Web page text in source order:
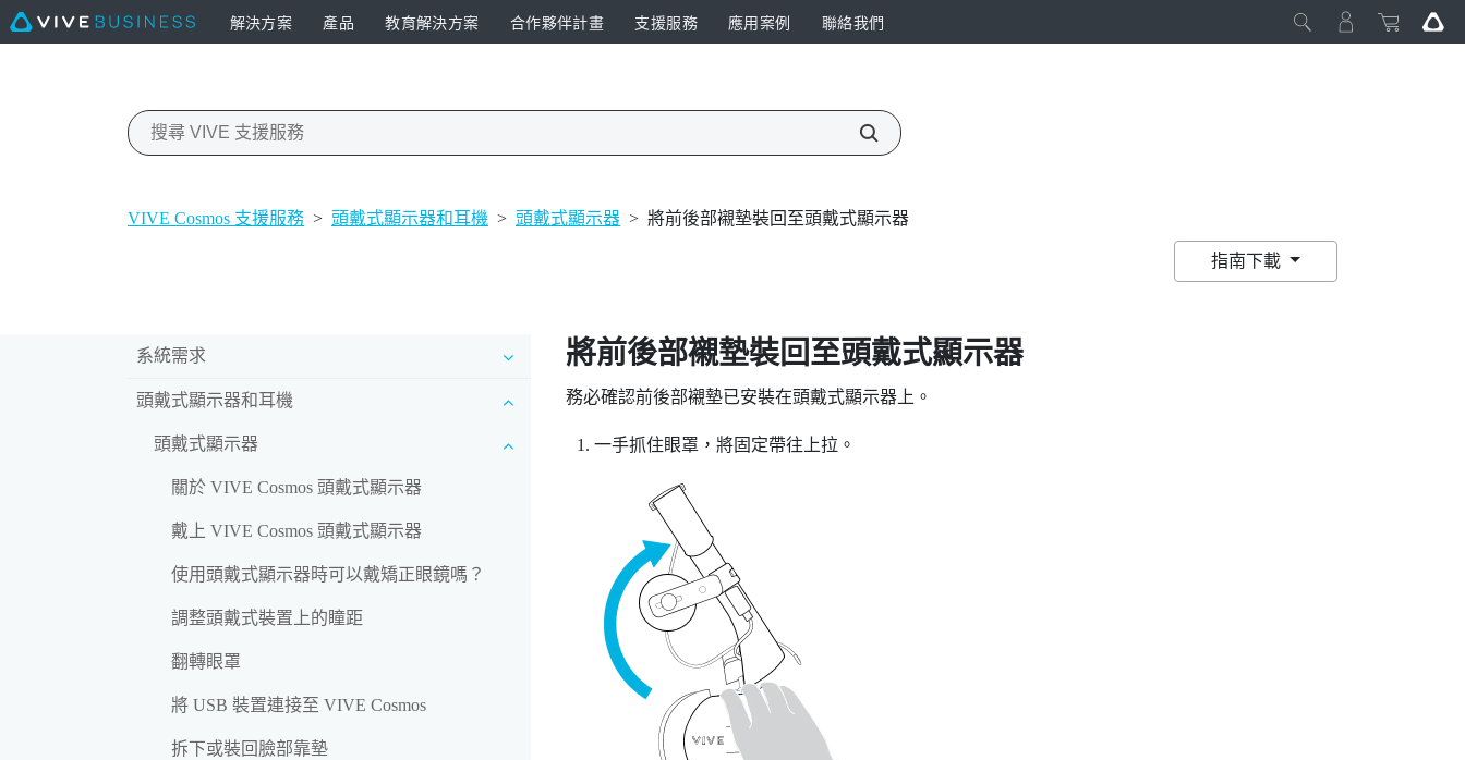
解決方案 產品 教育解決方案 合作夥伴計畫 支援服務 應用案例 聯絡我們
VIVE Cosmos 支援服務 > 頭戴式顯示器和耳機 > 頭戴式顯示器 > 將前後部襯墊裝回至頭戴式顯示器
指南下載
系統需求
頭戴式顯示器和耳機
頭戴式顯示器
關於 VIVE Cosmos 頭戴式顯示器
戴上 VIVE Cosmos 頭戴式顯示器
使用頭戴式顯示器時可以戴矯正眼鏡嗎？
調整頭戴式裝置上的瞳距
翻轉眼罩
將 USB 裝置連接至 VIVE Cosmos
拆下或裝回臉部靠墊
將前後部襯墊裝回至頭戴式顯示器
務必確認前後部襯墊已安裝在頭戴式顯示器上。
一手抓住眼罩，將固定帶往上拉。